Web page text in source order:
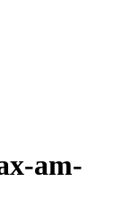
am-